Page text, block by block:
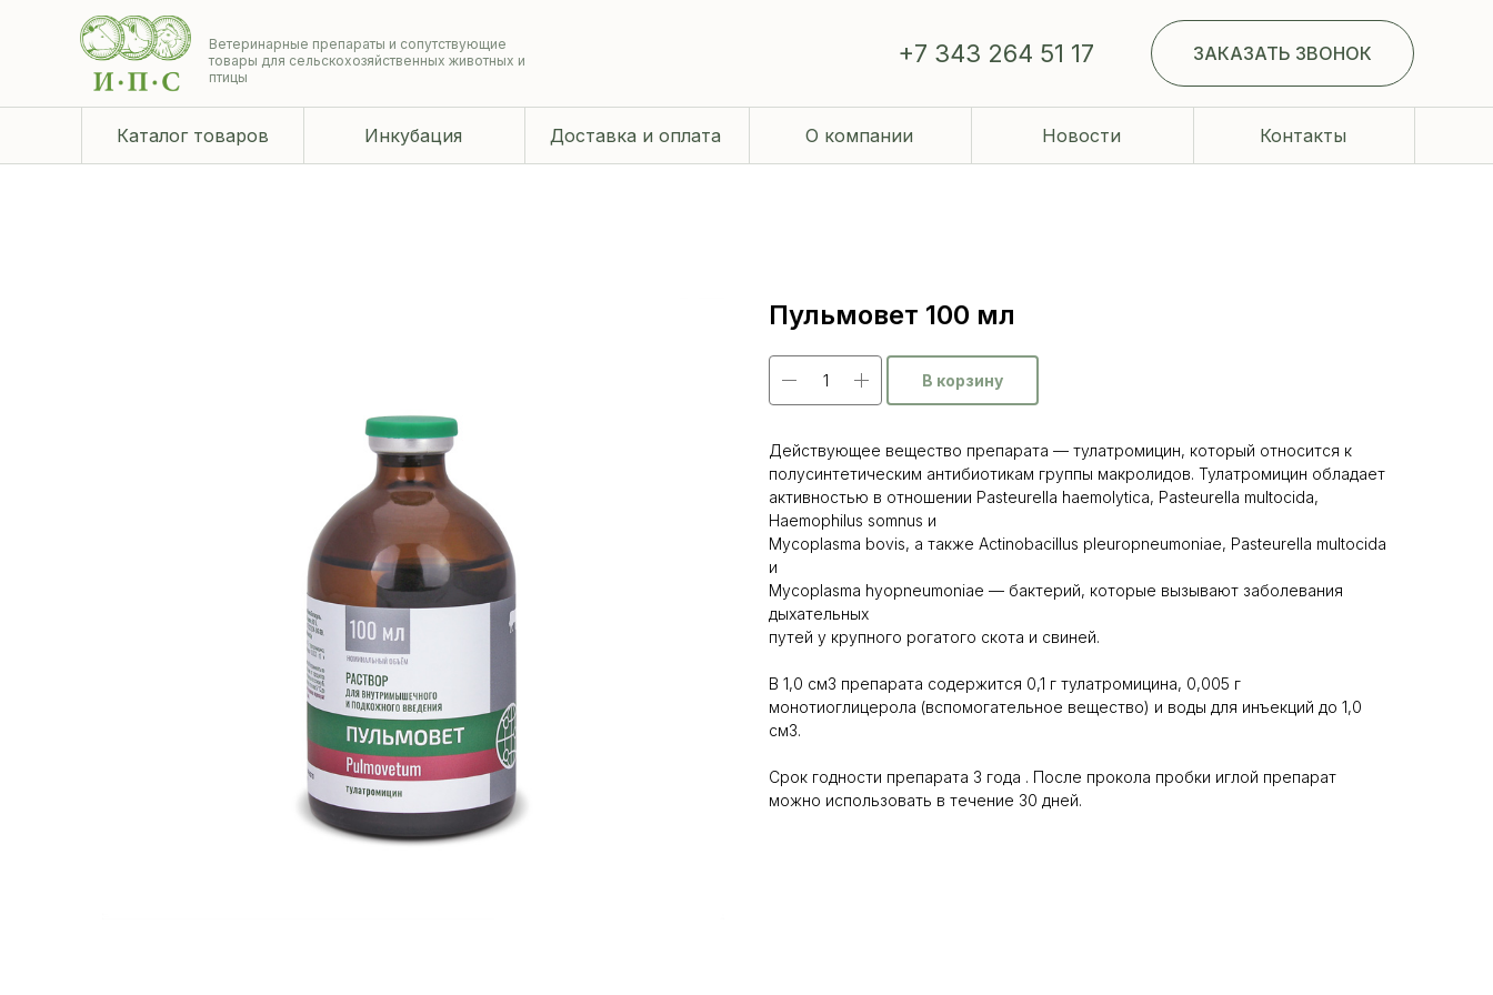
Каталог товаров Инкубация Доставка и оплата О компании Контакты
Ветеринарные препараты и сопутствующие
товары для сельскохозяйственных животных и
птицы
ЗАКАЗАТЬ ЗВОНОК
+7 343 264 51 17
Новости
Пульмовет 100 мл
В корзину
Действующее вещество препарата — тулатромицин, который относится к
полусинтетическим антибиотикам группы макролидов. Тулатромицин обладает
активностью в отношении Pasteurella haemolytica, Pasteurella multocida,
Haemophilus somnus и
Mycoplasma bovis, а также Actinobacillus pleuropneumoniae, Pasteurella multocida
и
Mycoplasma hyopneumoniae — бактерий, которые вызывают заболевания
дыхательных
путей у крупного рогатого скота и свиней.
В 1,0 см3 препарата содержится 0,1 г тулатромицина, 0,005 г
монотиоглицерола (вспомогательное вещество) и воды для инъекций до 1,0
см3.
Срок годности препарата 3 года . После прокола пробки иглой препарат
можно использовать в течение 30 дней.